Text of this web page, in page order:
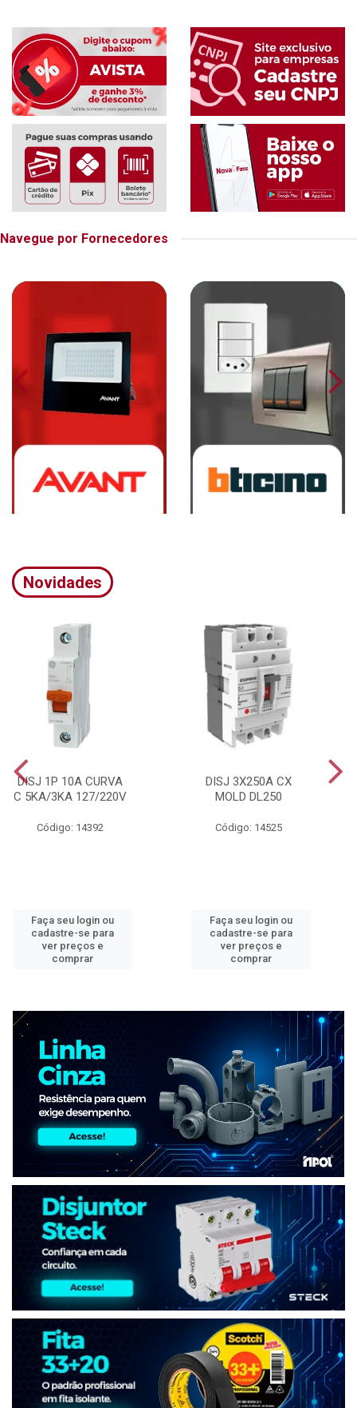
Navegue por Fornecedores
Novidades
DISJ 1P 10A CURVA
C 5KA/3KA 127/220V
Código: 14392
Faça seu login ou
cadastre-se para
ver preços e
comprar
DISJ 3X250A CX
MOLD DL250
Código: 14525
Faça seu login ou
cadastre-se para
ver preços e
comprar